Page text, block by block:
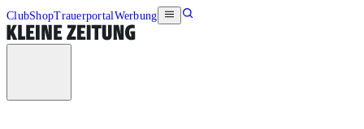
ClubShopTrauerportalWerbung